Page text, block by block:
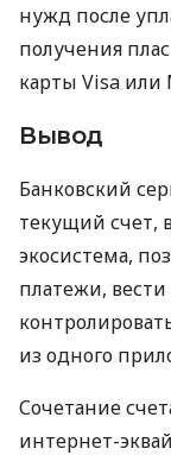
нужд после
получения
карты Visa или
Вывод
Банковский
текущий счет,
экосистема,
платежи, вести
из одного
Сочетание
интернет-